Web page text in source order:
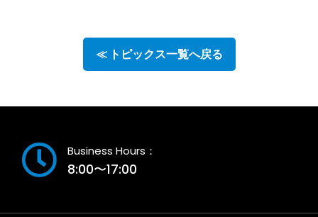
≪ トピックス一覧へ戻る
Business Hours：
8:00〜17:00